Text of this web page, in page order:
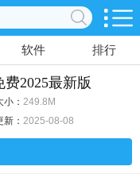
软件 排行
2025最新版
小： 249.8M
新： 2025-08-08